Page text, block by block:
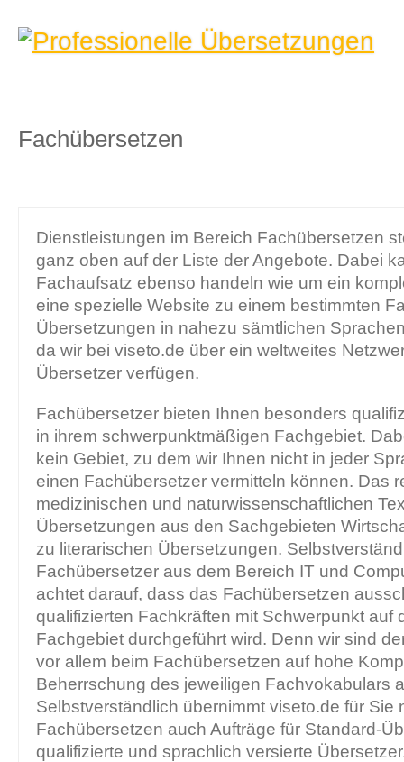
Fachübersetzen
Dienstleistungen im Bereich Fachübersetzen
ganz oben auf der Liste der Angebote. Dabei
Fachaufsatz ebenso handeln wie um ein
eine spezielle Website zu einem bestimmten
Übersetzungen in nahezu sämtlichen
da wir bei viseto.de über ein weltweites
Übersetzer verfügen.
Fachübersetzer bieten Ihnen besonders
in ihrem schwerpunktmäßigen Fachgebiet.
kein Gebiet, zu dem wir Ihnen nicht in jeder
einen Fachübersetzer vermitteln können. Das
medizinischen und naturwissenschaftlichen
Übersetzungen aus den Sachgebieten
zu literarischen Übersetzungen.
Fachübersetzer aus dem Bereich IT und
achtet darauf, dass das Fachübersetzen
qualifizierten Fachkräften mit Schwerpunkt auf
Fachgebiet durchgeführt wird. Denn wir sind
vor allem beim Fachübersetzen auf hohe
Beherrschung des jeweiligen Fachvokabulars
Selbstverständlich übernimmt viseto.de für Sie
Fachübersetzen auch Aufträge für Standard-
qualifizierte und sprachlich versierte